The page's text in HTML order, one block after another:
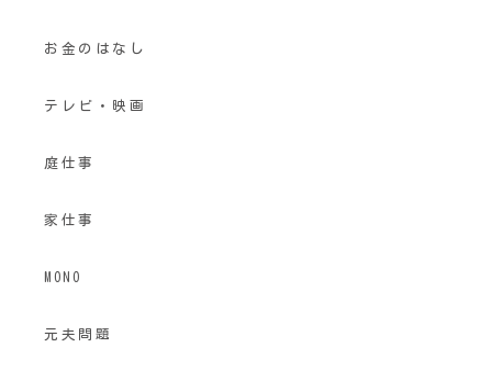
お金のはなし
テレビ・映画
庭仕事
家仕事
MONO
元夫問題